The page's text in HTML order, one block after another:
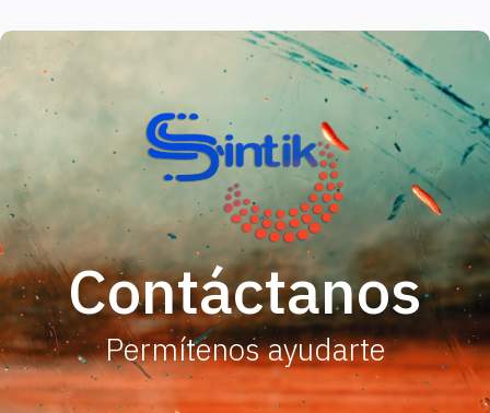
Contáctanos
Permítenos ayudarte